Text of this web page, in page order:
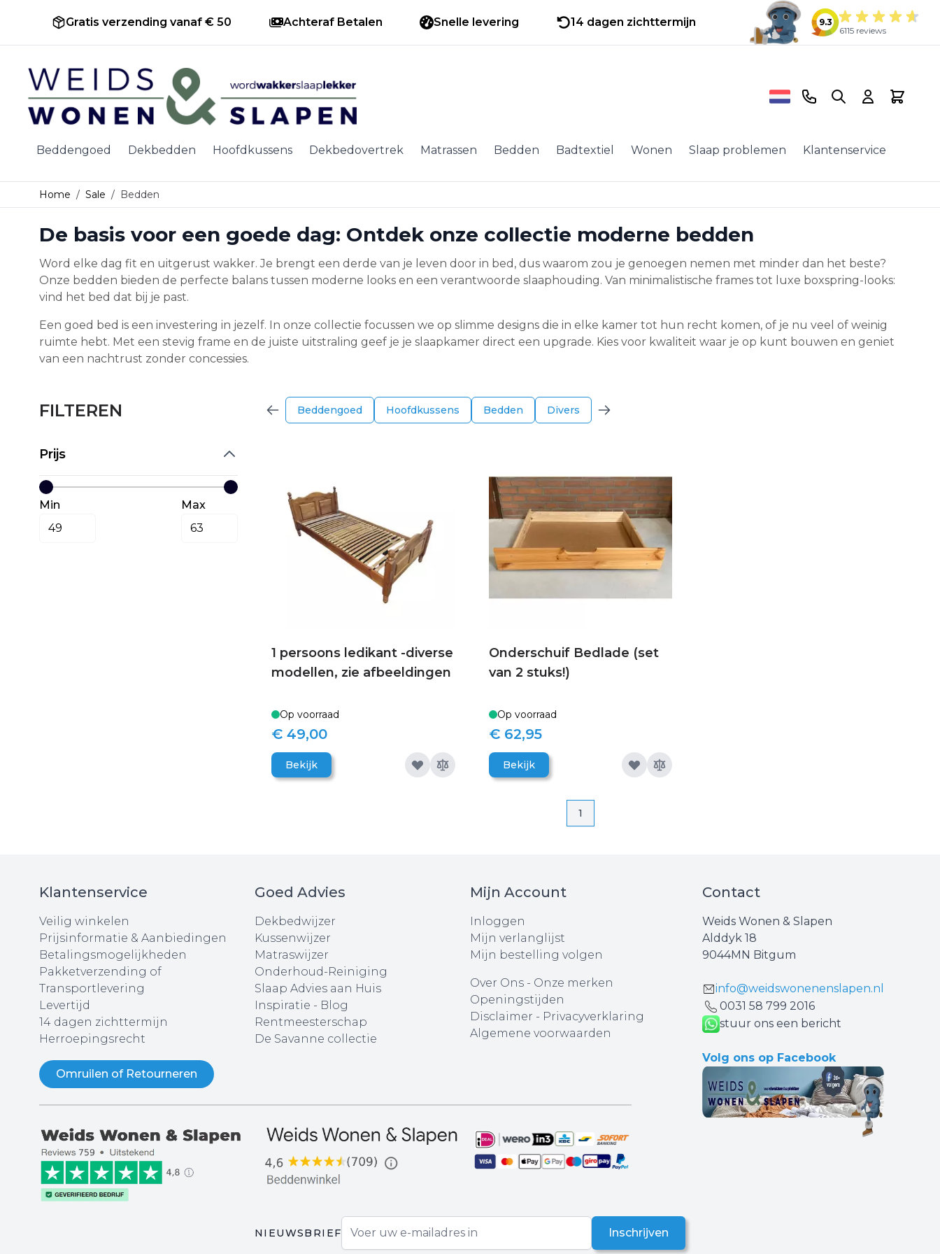
Gratis verzending vanaf € 50 Achteraf Betalen Snelle levering 14 dagen zichttermijn
9.3
6115 reviews
Ga naar de inhoud
Beddengoed Dekbedden Hoofdkussens Dekbedovertrek Matrassen Bedden Badtextiel Wonen Slaap problemen Klantenservice
Telefoonnummer
Search Cart
Home / Sale / Bedden
De basis voor een goede dag: Ontdek onze collectie moderne bedden
Word elke dag fit en uitgerust wakker. Je brengt een derde van je leven door in bed, dus waarom zou je genoegen nemen met minder dan het beste?
Onze bedden bieden de perfecte balans tussen moderne looks en een verantwoorde slaaphouding. Van minimalistische frames tot luxe boxspring-looks:
vind het bed dat bij je past.
Een goed bed is een investering in jezelf. In onze collectie focussen we op slimme designs die in elke kamer tot hun recht komen, of je nu veel of weinig
ruimte hebt. Met een stevig frame en de juiste uitstraling geef je je slaapkamer direct een upgrade. Kies voor kwaliteit waar je op kunt bouwen en geniet
van een nachtrust zonder concessies.
FILTEREN
Prijs
Min Max
Beddengoed Hoofdkussens Bedden Divers
1 persoons ledikant -diverse
modellen, zie afbeeldingen
Op voorraad
€ 49,00
Bekijk
Onderschuif Bedlade (set
van 2 stuks!)
Op voorraad
€ 62,95
Bekijk
Pagina
Pagina
1
Klantenservice
Veilig winkelen
Prijsinformatie & Aanbiedingen
Betalingsmogelijkheden
Pakketverzending of
Transportlevering
Levertijd
14 dagen zichttermijn
Herroepingsrecht
Omruilen of Retourneren
Goed Advies
Dekbedwijzer
Kussenwijzer
Matraswijzer
Onderhoud-Reiniging
Slaap Advies aan Huis
Inspiratie - Blog
Rentmeesterschap
De Savanne collectie
Mijn Account
Inloggen
Mijn verlanglijst
Mijn bestelling volgen
Over Ons- Onze merken
Openingstijden
Disclaimer - Privacyverklaring
Algemene voorwaarden
Contact
Weids Wonen & Slapen
Alddyk 18
9044MN Bitgum
info@weidswonenenslapen.nl
0031 ‪58 799 2016‬
stuur ons een bericht
Volg ons op Facebook
NIEUWSBRIEF Inschrijven